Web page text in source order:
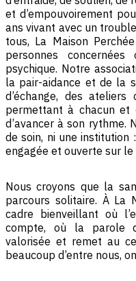
et d’empouvoirement
ans vivant avec un
tous, La Maison
personnes
psychique. Notre
la pair-aidance et de la
d’échange, des
permettant à chacun et
d’avancer à son rythme.
de soin, ni une institution
engagée et ouverte sur le
Nous croyons que la
parcours solitaire. À La
cadre bienveillant où
compte, où la parole
valorisée et remet au
beaucoup d’entre nous,